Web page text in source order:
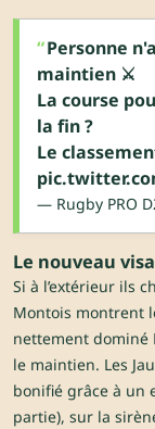
Personne
maintien ⚔️
La course
la fin ?
Le
— Rugby PRO
Le nouveau
Si à l’extérieur ils
Montois montrent
nettement dominé
le maintien. Les
bonifié grâce à un
partie), sur la